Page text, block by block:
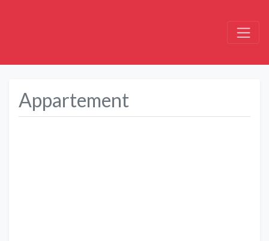
Appartement